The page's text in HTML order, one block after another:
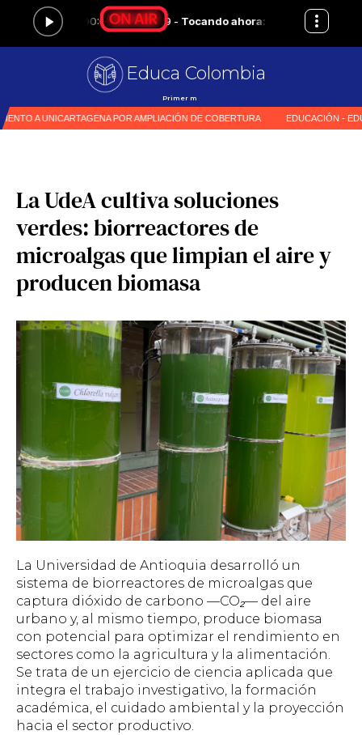
Educa Colombia
Primer medio especializado
La UdeA cultiva soluciones
verdes: biorreactores de
microalgas que limpian el aire y
producen biomasa
La Universidad de Antioquia desarrolló un
sistema de biorreactores de microalgas que
captura dióxido de carbono —CO₂— del aire
urbano y, al mismo tiempo, produce biomasa
con potencial para optimizar el rendimiento en
sectores como la agricultura y la alimentación.
Se trata de un ejercicio de ciencia aplicada que
integra el trabajo investigativo, la formación
académica, el cuidado ambiental y la proyección
hacia el sector productivo.